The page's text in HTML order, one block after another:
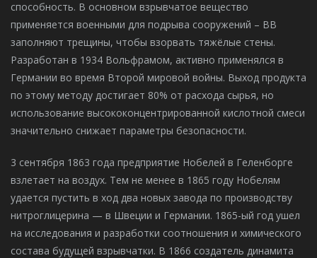
способность. В основном взрывчатое вещество
применяется военными для подрыва сооружений – ВВ
заполняют трещины, чтобы взорвать тяжёлые стены.
Разработан в 1934 Вольфрамом, активно применялся в
Германии во время Второй мировой войны. Выход продукта
по этому методу достигает 80% от расхода сырья, но
использование высококонцентрированной кислотной смеси
значительно снижает параметры безопасности.
3 сентября 1863 года предприятие Нобелей в Геленборге
взлетает на воздух. Тем не менее в 1865 году Нобелям
удается пустить в ход два новых завода по производству
нитроглицерина — в Швеции и Германии. 1865-ый год ушел
на исследования и разработки соотношения и химического
состава будущей взрывчатки. В 1866 создатель динамита